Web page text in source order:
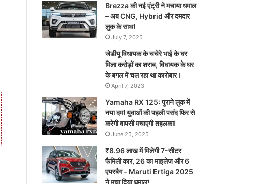
Brezza की नई एंट्री ने मचाया धमाल
– अब CNG, Hybrid और दमदार
लुक के साथ!
July 7, 2025
जेडीयू विधायक के चचेरे भाई के घर
मिला करोड़ों का शराब, विधायक के घर
के बगल में चल रहा था कारोबार।
April 7, 2023
Yamaha RX 125: पुराने लुक में
नया दम! युवाओं की पहली पसंद फिर से
करेगी वापसी मचाएगी तहलका!
June 25, 2025
₹8.96 लाख में मिलेगी 7-सीटर
फैमिली कार, 26 का माइलेज और 6
एयरबैग – Maruti Ertiga 2025
ने मचा दिया धमाल!